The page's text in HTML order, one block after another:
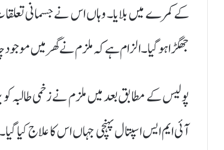
کے کمرے میں بلایا۔ وہاں اس نے جسمانی
جھگڑا ہوگیا۔ الزام ہے کہ ملزم نے گھر میں
پولیس کے مطابق بعد میں ملزم نے زخمی طالبہ
آئی ایم ایس اسپتال پہنچی جہاں اس کا علاج کیا